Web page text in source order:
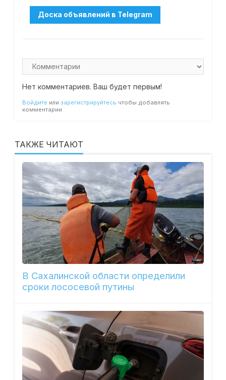
Нет комментариев. Ваш будет первым!
Войдите или зарегистрируйтесь чтобы добавлять
комментарии
ТАКЖЕ ЧИТАЮТ
В Сахалинской области определили
сроки лососевой путины